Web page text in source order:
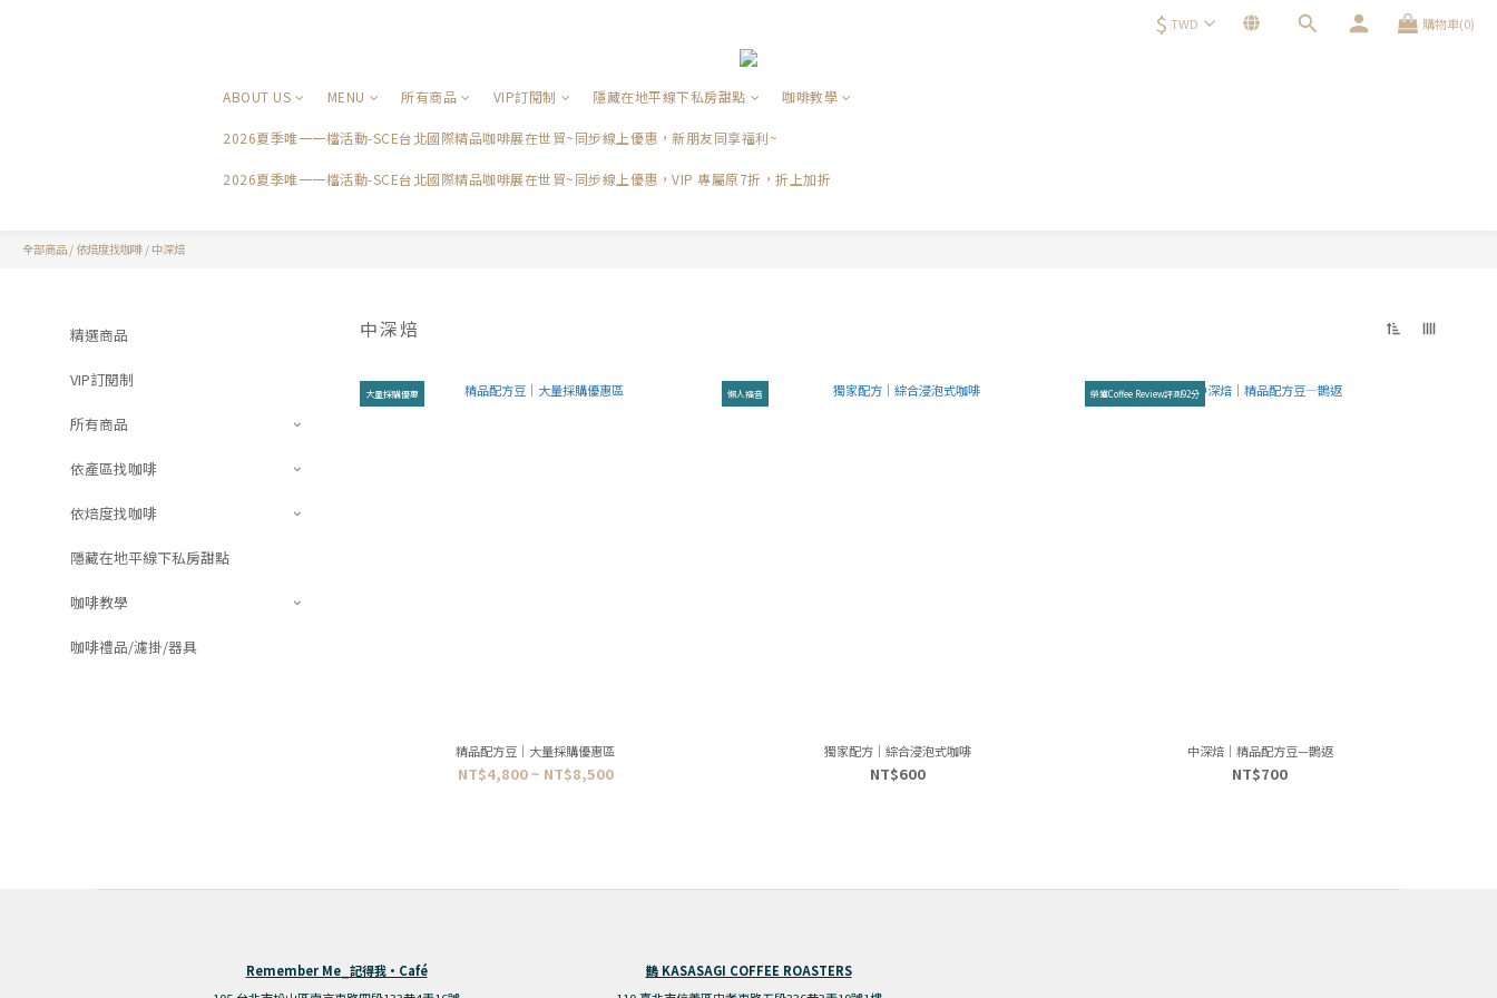
$ TWD 購物車(0)
ABOUT US MENU 所有商品 VIP訂閱制 隱藏在地平線下私房甜點 咖啡教學
2026夏季唯一一檔活動-SCE台北國際精品咖啡展在世貿~同步線上優惠，新朋友同享福利~
2026夏季唯一一檔活動-SCE台北國際精品咖啡展在世貿~同步線上優惠，VIP 專屬原7折，折上加折
全部商品 / 依焙度找咖啡 / 中深焙
精選商品
VIP訂閱制
所有商品
依產區找咖啡
依焙度找咖啡
隱藏在地平線下私房甜點
咖啡教學
咖啡禮品/濾掛/器具
中深焙
大量採購優惠
精品配方豆｜大量採購優惠區
NT$4,800 ~ NT$8,500
懶人福音
獨家配方｜綜合浸泡式咖啡
NT$600
榮獲Coffee Review評測92分
中深焙｜精品配方豆—鵲返
NT$700
Remember Me_記得我·Café
鵲 KASASAGI COFFEE ROASTERS